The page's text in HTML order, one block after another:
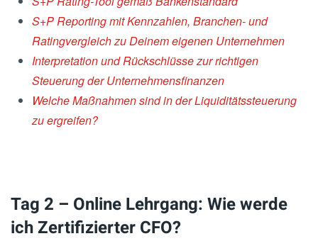
S+P Reporting mit Kennzahlen, Branchen- und
Ratingvergleich zuDeinem eigenen Unternehmen
Interpretation und Rückschlüsse zur richtigen
Steuerung derUnternehmensfinanzen
Welche Maßnahmen sind in der Liquiditätssteuerung
zu ergreifen?
Tag 2 – Online Lehrgang: Wie werde
ich Zertifizierter CFO?